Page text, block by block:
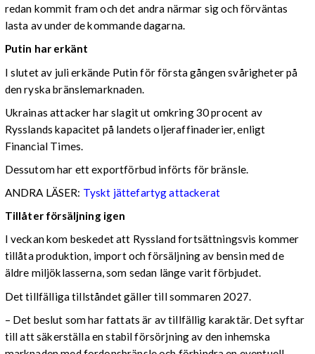
redan kommit fram och det andra närmar sig och förväntas
lasta av under de kommande dagarna.
Putin har erkänt
I slutet av juli erkände Putin för första gången svårigheter på
den ryska bränslemarknaden.
Ukrainas attacker har slagit ut omkring 30 procent av
Rysslands kapacitet på landets oljeraffinaderier, enligt
Financial Times.
Dessutom har ett exportförbud införts för bränsle.
ANDRA LÄSER: Tyskt jättefartyg attackerat
Tillåter försäljning igen
I veckan kom beskedet att Ryssland fortsättningsvis kommer
tillåta produktion, import och försäljning av bensin med de
äldre miljöklasserna, som sedan länge varit förbjudet.
Det tillfälliga tillståndet gäller till sommaren 2027.
– Det beslut som har fattats är av tillfällig karaktär. Det syftar
till att säkerställa en stabil försörjning av den inhemska